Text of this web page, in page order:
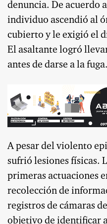
denuncia. De acuerdo
individuo ascendió al
cubierto y le exigió el
El asaltante logró
antes de darse a la fuga.
A pesar del violento
sufrió lesiones físicas.
primeras actuaciones
recolección de
registros de cámaras
objetivo de identificar